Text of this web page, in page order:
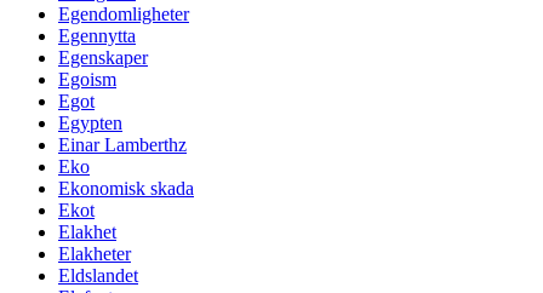
Egendomligheter
Egennytta
Egenskaper
Egoism
Egot
Egypten
Einar Lamberthz
Eko
Ekonomisk skada
Ekot
Elakhet
Elakheter
Eldslandet